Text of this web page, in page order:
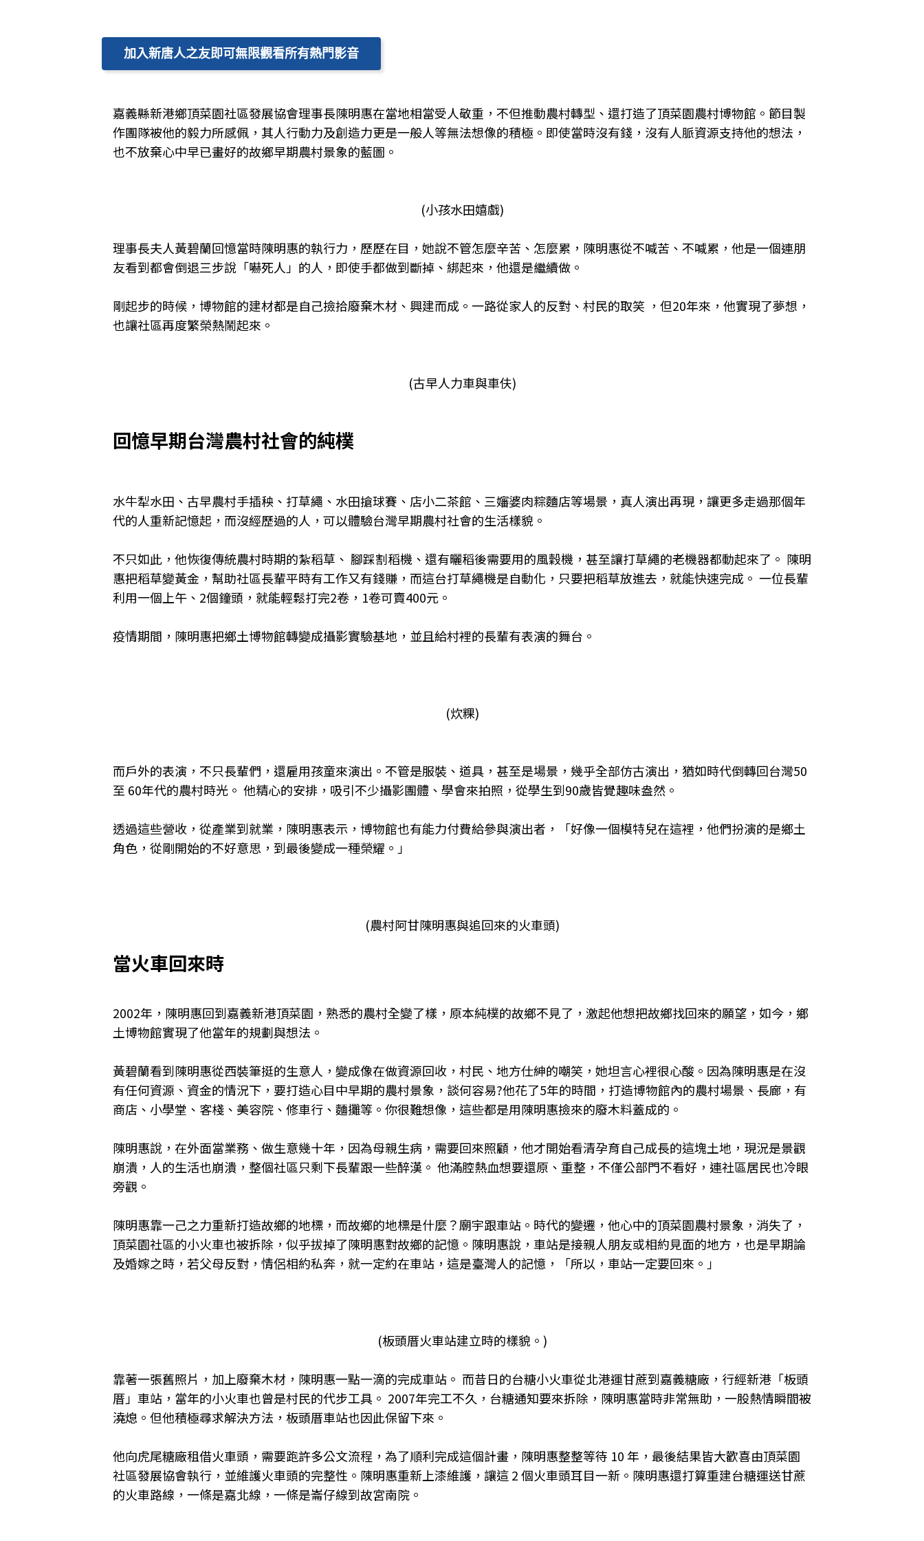
加入新唐人之友即可無限觀看所有熱門影音
嘉義縣新港鄉頂菜園社區發展協會理事長陳明惠在當地相當受人敬重，不但推動農村轉型、還打造了頂菜園農村博物館。節目製
作團隊被他的毅力所感佩，其人行動力及創造力更是一般人等無法想像的積極。即使當時沒有錢，沒有人脈資源支持他的想法，
也不放棄心中早已畫好的故鄉早期農村景象的藍圖。
(小孩水田嬉戲)
理事長夫人黃碧蘭回憶當時陳明惠的執行力，歷歷在目，她說不管怎麼辛苦、怎麼累，陳明惠從不喊苦、不喊累，他是一個連朋
友看到都會倒退三步說「嚇死人」的人，即使手都做到斷掉、綁起來，他還是繼續做。
剛起步的時候，博物館的建材都是自己撿拾廢棄木材、興建而成。一路從家人的反對、村民的取笑 ，但20年來，他實現了夢想，
也讓社區再度繁榮熱鬧起來。
(古早人力車與車伕)
回憶早期台灣農村社會的純樸
水牛犁水田、古早農村手插秧、打草繩、水田搶球賽、店小二茶館、三嬸婆肉粽麵店等場景，真人演出再現，讓更多走過那個年
代的人重新記憶起，而沒經歷過的人，可以體驗台灣早期農村社會的生活樣貌。
不只如此，他恢復傳統農村時期的紮稻草、 腳踩割稻機、還有曬稻後需要用的風穀機，甚至讓打草繩的老機器都動起來了。 陳明
惠把稻草變黃金，幫助社區長輩平時有工作又有錢賺，而這台打草繩機是自動化，只要把稻草放進去，就能快速完成。 一位長輩
利用一個上午、 2個鐘頭，就能輕鬆打完2卷， 1卷可賣400元。
疫情期間，陳明惠把鄉土博物館轉變成攝影實驗基地，並且給村裡的長輩有表演的舞台。
(炊粿)
而戶外的表演，不只長輩們，還雇用孩童來演出。不管是服裝、道具，甚至是場景，幾乎全部仿古演出，猶如時代倒轉回台灣50
至 60年代的農村時光。 他精心的安排，吸引不少攝影團體、學會來拍照，從學生到90歲皆覺趣味盎然。
透過這些營收，從產業到就業，陳明惠表示，博物館也有能力付費給參與演出者，「好像一個模特兒在這裡，他們扮演的是鄉土
角色，從剛開始的不好意思，到最後變成一種榮耀。」
(農村阿甘陳明惠與追回來的火車頭)
當火車回來時
2002年，陳明惠回到嘉義新港頂菜園，熟悉的農村全變了樣，原本純樸的故鄉不見了，激起他想把故鄉找回來的願望，如今，鄉
土博物館實現了他當年的規劃與想法。
黃碧蘭看到陳明惠從西裝筆挺的生意人，變成像在做資源回收，村民、地方仕紳的嘲笑，她坦言心裡很心酸。因為陳明惠是在沒
有任何資源、資金的情況下，要打造心目中早期的農村景象，談何容易?他花了5年的時間，打造博物館內的農村場景、長廊，有
商店、小學堂、客棧、美容院、修車行、麵攤等。你很難想像，這些都是用陳明惠撿來的廢木料蓋成的。
陳明惠說，在外面當業務、做生意幾十年，因為母親生病，需要回來照顧，他才開始看清孕育自己成長的這塊土地，現況是景觀
崩潰，人的生活也崩潰，整個社區只剩下長輩跟一些醉漢。 他滿腔熱血想要還原、重整，不僅公部門不看好，連社區居民也冷眼
旁觀。
陳明惠靠一己之力重新打造故鄉的地標，而故鄉的地標是什麼？廟宇跟車站。 時代的變遷，他心中的頂菜園農村景象，消失了，
頂菜園社區的小火車也被拆除，似乎拔掉了陳明惠對故鄉的記憶。陳明惠說，車站是接親人朋友或相約見面的地方，也是早期論
及婚嫁之時，若父母反對，情侶相約私奔，就一定約在車站，這是臺灣人的記憶，「所以，車站一定要回來。」
(板頭厝火車站建立時的樣貌。)
靠著一張舊照片，加上廢棄木材，陳明惠一點一滴的完成車站。 而昔日的台糖小火車從北港運甘蔗到嘉義糖廠，行經新港「板頭
厝」車站，當年的小火車也曾是村民的代步工具。 2007年完工不久，台糖通知要來拆除，陳明惠當時非常無助，一股熱情瞬間被
澆熄。但他積極尋求解決方法，板頭厝車站也因此保留下來。
他向虎尾糖廠租借火車頭，需要跑許多公文流程，為了順利完成這個計畫，陳明惠整整等待 10 年，最後結果皆大歡喜――由頂菜園
社區發展協會執行，並維護火車頭的完整性。陳明惠重新上漆維護，讓這 2 個火車頭耳目一新。陳明惠還打算重建台糖運送甘蔗
的火車路線，一條是嘉北線，一條是崙仔線到故宮南院。